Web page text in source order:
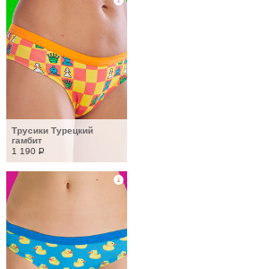
Трусики Турецкий
гамбит
1 190 Р